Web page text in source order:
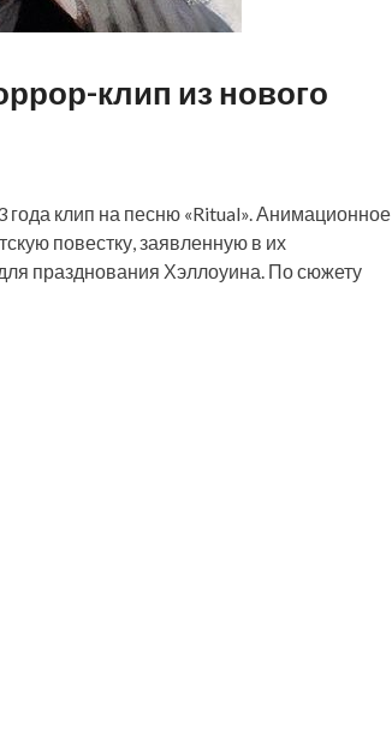
клип из нового
клип на песню «Ritual». Анимационное
повестку, заявленную в их
празднования Хэллоуина. По сюжету